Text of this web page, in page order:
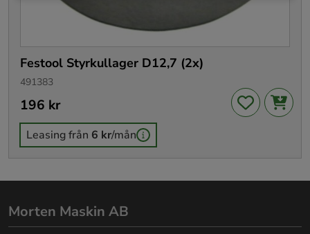
Festool Styrkullager D12,7 (2x)
491383
Pris: 196 kr
196 kr
Leasing från 6 kr/mån
Morten Maskin AB